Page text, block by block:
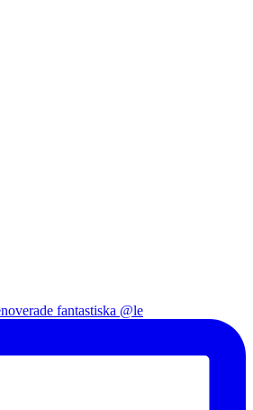
fantastiska @le